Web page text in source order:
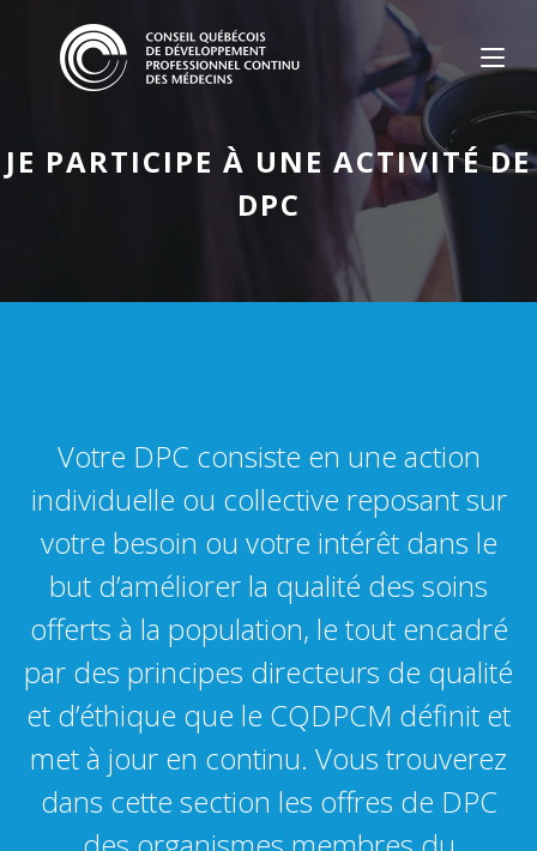
JE PARTICIPE À UNE ACTIVITÉ DE
DPC
Votre DPC consiste en une action
individuelle ou collective reposant sur
votre besoin ou votre intérêt dans le
but d’améliorer la qualité des soins
offerts à la population, le tout encadré
par des principes directeurs de qualité
et d’éthique que le CQDPCM définit et
met à jour en continu. Vous trouverez
dans cette section les offres de DPC